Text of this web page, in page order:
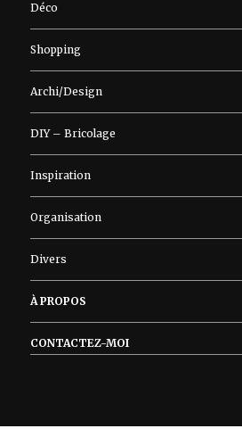
Déco
Shopping
Archi/Design
DIY – Bricolage
Inspiration
Organisation
Divers
À PROPOS
CONTACTEZ-MOI